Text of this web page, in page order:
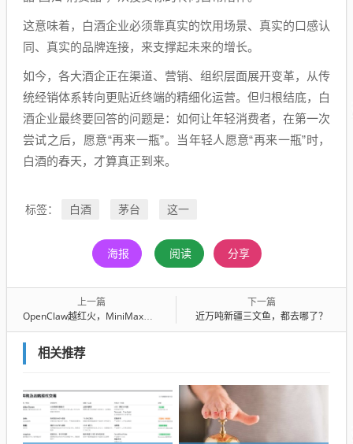
这意味着，白酒企业必须靠真实的饮用场景、真实的口感认
同、真实的品牌连接，来支撑起未来的增长。
如今，各大酒企正在渠道、营销、组织层面展开变革，从传
统经销体系转向更贴近终端的精细化运营。但归根结底，白
酒企业最终要回答的问题是：如何让年轻消费者，在第一次
尝试之后，愿意“再来一瓶”。当年轻人愿意“再来一瓶”时，
白酒的春天，才算真正到来。
标签： 白酒 茅台 这一
海报 阅读 分享
上一篇
OpenClaw越红火，MiniMax们越开心
下一篇
近万吨新疆三文鱼，都去哪了？
相关推荐